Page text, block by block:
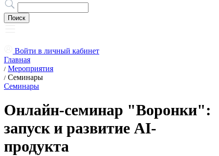
Войти в личный кабинет
Главная
/ Мероприятия
/ Семинары
Семинары
Онлайн-семинар "Воронки":
запуск и развитие AI-
продукта